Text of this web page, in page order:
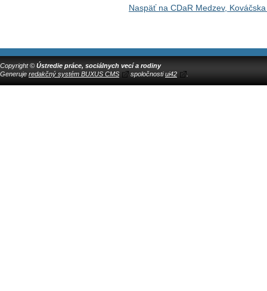
Naspäť na CDaR Medzev,
Copyright © Ústredie práce, sociálnych vecí a rodiny
Generuje redakčný systém BUXUS CMS spoločnostiui42